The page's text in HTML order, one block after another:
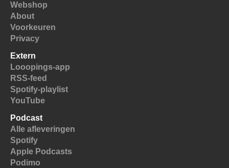
Webshop
About
Voorkeuren
Privacy
Extern
Looopings-app
RSS-feed
Spotify-playlist
YouTube
Podcast
Alle afleveringen
Spotify
Apple Podcasts
Podimo